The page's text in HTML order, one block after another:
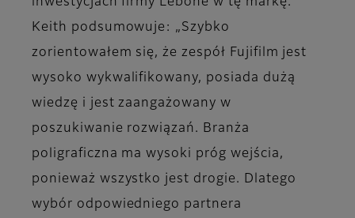
Keith podsumowuje: „Szybko
zorientowałem się, że zespół Fujifilm jest
wysoko wykwalifikowany, posiada dużą
wiedzę i jest zaangażowany w
poszukiwanie rozwiązań. Branża
poligraficzna ma wysoki próg wejścia,
ponieważ wszystko jest drogie. Dlatego
wybór odpowiedniego partnera